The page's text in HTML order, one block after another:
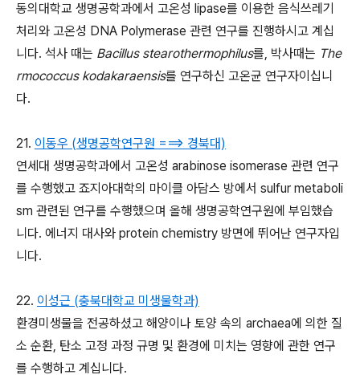
동의대학교 생명공학과에서 고온성 lipase를 이용한 음식쓰레기
처리와 고온성 DNA Polymerase 관련 연구를 진행하시고 계십
니다. 석사 때는 Bacillus stearothermophilus를, 박사때는 The
rmococcus kodakaraensis를 연구하신 고온균 연구자이십니
다.
21. 이동우 (생명공학연구원 ===> 경북대)
연세대 생명공학과에서 고온성 arabinose isomerase 관련 연구
를 수행했고 죠지아대학의 마이클 아담스 방에서 sulfur metaboli
sm 관련된 연구를 수행했으며 올해 생명공학연구원에 부임했습
니다. 에너지 대사와 protein chemistry 방면에 뛰어난 연구자입
니다.
22. 이성근 (충북대학교 미생물학과)
환경미생물을 전공하셨고 해양이나 토양 속의 archaea에 의한 질
소 순환, 탄소 고정 과정 규명 및 환경에 미치는 영향에 관한 연구
를 수행하고 계십니다.